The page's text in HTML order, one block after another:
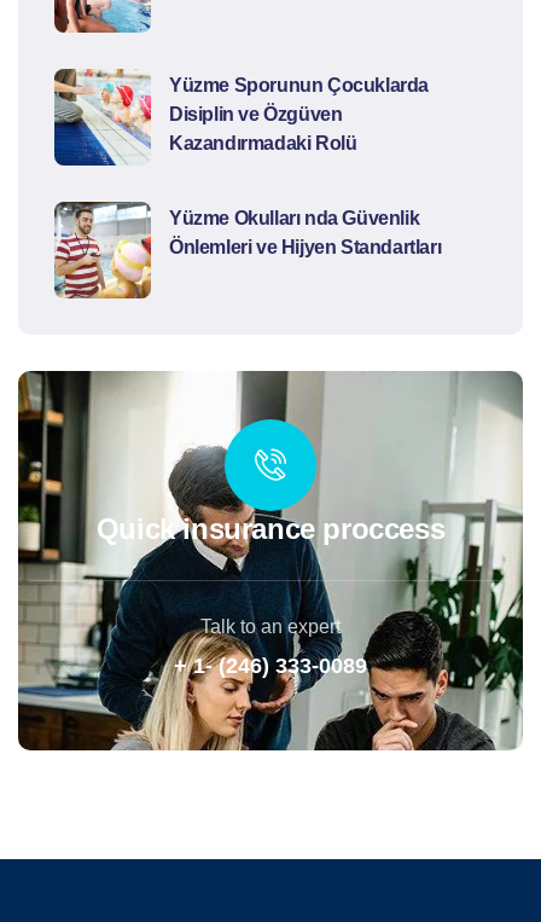
Yüzme Sporunun Çocuklarda
Disiplin ve Özgüven
Kazandırmadaki Rolü
Yüzme Okulları nda Güvenlik
Önlemleri ve Hijyen Standartları
Quick insurance proccess
Talk to an expert
+ 1- (246) 333-0089